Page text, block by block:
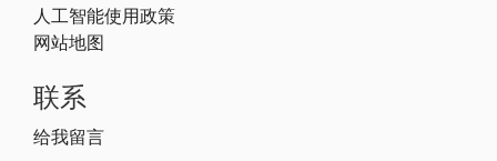
人工智能使用政策
网站地图
联系
给我留言